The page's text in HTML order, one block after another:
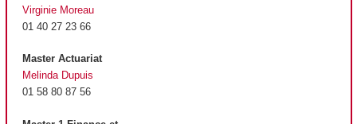
Virginie Moreau
01 40 27 23 66
Master Actuariat
Melinda Dupuis
01 58 80 87 56